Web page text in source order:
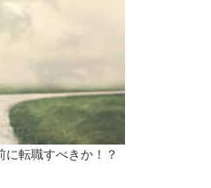
転職すべきか！？